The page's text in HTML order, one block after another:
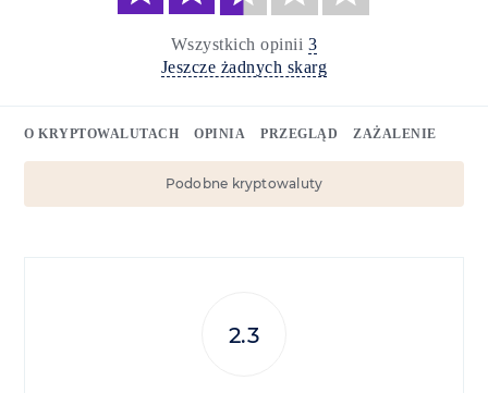
Wszystkich opinii 3
Jeszcze żadnych skarg
O KRYPTOWALUTACH OPINIA PRZEGLĄD ZAŻALENIE
Podobne kryptowaluty
2.3